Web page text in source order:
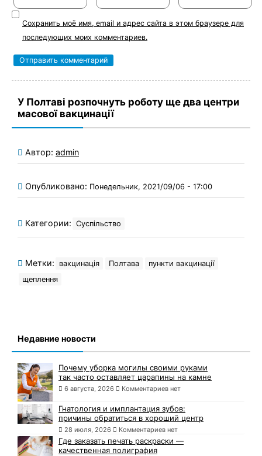
Сохранить моё имя, email и адрес сайта в этом браузере для
последующих моих комментариев.
У Полтаві розпочнуть роботу ще два центри
масової вакцинації
Автор: admin
Опубликовано: Понедельник, 2021/09/06 - 17:00
Категории: Суспільство
Метки: вакцинація Полтава
пункти вакцинації
щеплення
Недавние новости
Почему уборка могилы своими руками
так часто оставляет царапины на камне
6 августа, 2026 Комментариев нет
Гнатология и имплантация зубов:
причины обратиться в хороший центр
28 июля, 2026 Комментариев нет
Где заказать печать раскраски —
качественная полиграфия